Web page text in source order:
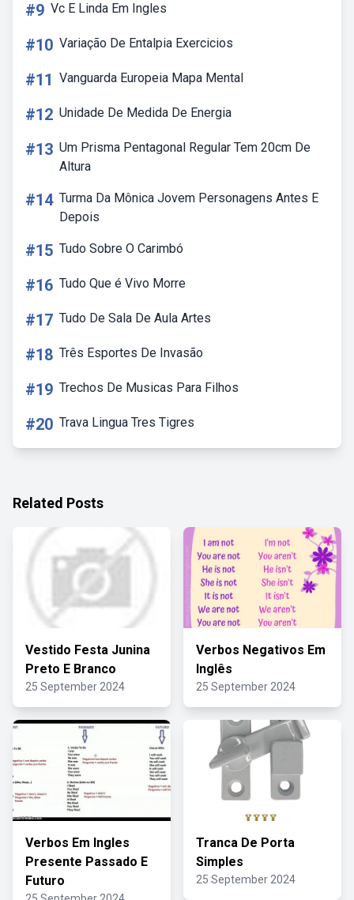
#9 Vc E Linda Em Ingles
#10 Variação De Entalpia Exercicios
#11 Vanguarda Europeia Mapa Mental
#12 Unidade De Medida De Energia
#13 Um Prisma Pentagonal Regular Tem 20cm De
Altura
#14 Turma Da Mônica Jovem Personagens Antes E
Depois
#15 Tudo Sobre O Carimbó
#16 Tudo Que é Vivo Morre
#17 Tudo De Sala De Aula Artes
#18 Três Esportes De Invasão
#19 Trechos De Musicas Para Filhos
#20 Trava Lingua Tres Tigres
Related Posts
Vestido Festa Junina
Preto E Branco
25 September 2024
Verbos Negativos Em
Inglês
25 September 2024
Verbos Em Ingles
Presente Passado E
Futuro
Tranca De Porta
Simples
25 September 2024